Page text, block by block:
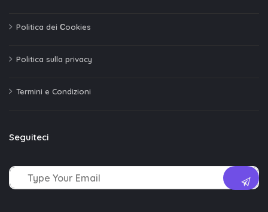
Politica dei Сookies
Politica sulla privacy
Termini e Condizioni
Seguiteci